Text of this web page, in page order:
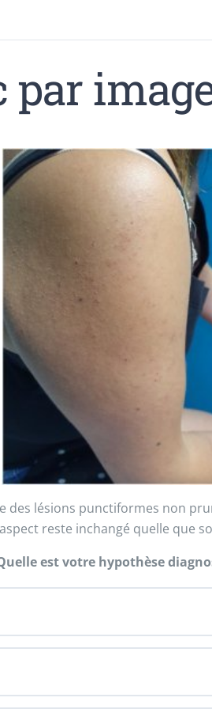
des lésions punctiformes non
reste inchangé quelle que
est votre hypothèse